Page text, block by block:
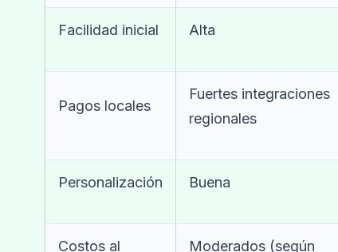
Facilidad inicial Alta
Pagos locales
Fuertes integraciones
regionales
Personalización Buena
Costos al Moderados (según